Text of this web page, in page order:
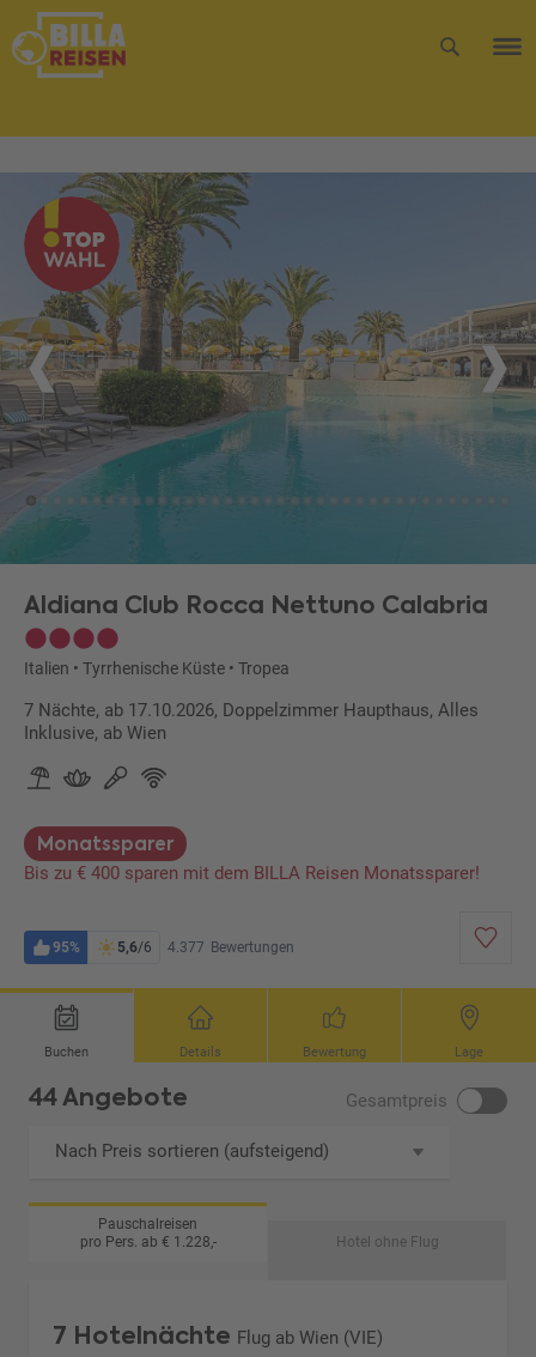
Aldiana Club Rocca Nettuno Calabria
Italien • Tyrrhenische Küste • Tropea
7 Nächte, ab 17.10.2026, Doppelzimmer Haupthaus, Alles
Inklusive, ab Wien
Monatssparer
Bis zu € 400 sparen mit dem BILLA Reisen Monatssparer!
95% 5,6/6 4.377 Bewertungen
Buchen Details Bewertung Lage
44 Angebote Gesamtpreis
Nach Preis sortieren (aufsteigend)
Pauschalreisen
pro Pers. ab € 1.228,-
Hotel ohne Flug
7 Hotelnächte Flug ab Wien (VIE)